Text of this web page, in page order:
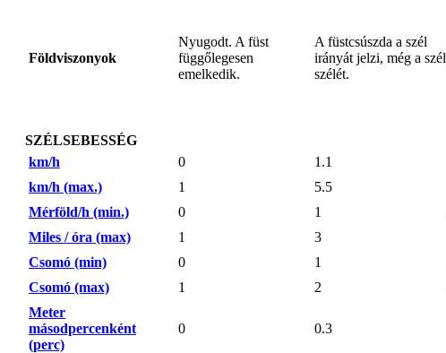
Földviszonyok
Nyugodt. A füst
függőlegesen
emelkedik.
A füstcsúszda a szél
irányát jelzi, még a szél
szélét.
SZÉLSEBESSÉG
km/h
0 1.1
km/h (max.)
1 5.5
Mérföld/h (min.)
0 1
Miles / óra (max)
1 3
Csomó (min)
0 1
Csomó (max)
1 2
Meter
másodpercenként
(perc)
0 0.3